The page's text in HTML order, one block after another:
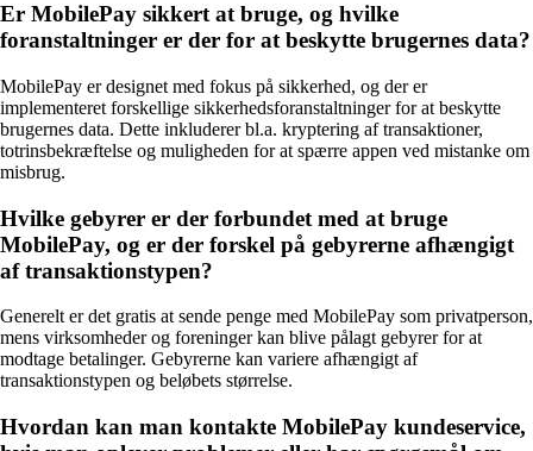
Er MobilePay sikkert at bruge, og hvilke
foranstaltninger er der for at beskytte brugernes data?
MobilePay er designet med fokus på sikkerhed, og der er
implementeret forskellige sikkerhedsforanstaltninger for at beskytte
brugernes data. Dette inkluderer bl.a. kryptering af transaktioner,
totrinsbekræftelse og muligheden for at spærre appen ved mistanke om
misbrug.
Hvilke gebyrer er der forbundet med at bruge
MobilePay, og er der forskel på gebyrerne afhængigt
af transaktionstypen?
Generelt er det gratis at sende penge med MobilePay som privatperson,
mens virksomheder og foreninger kan blive pålagt gebyrer for at
modtage betalinger. Gebyrerne kan variere afhængigt af
transaktionstypen og beløbets størrelse.
Hvordan kan man kontakte MobilePay kundeservice,